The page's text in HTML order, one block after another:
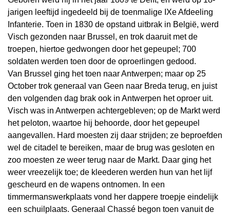
jarigen leeftijd ingedeeld bij de toenmalige IXe Afdeeling
Infanterie. Toen in 1830 de opstand uitbrak in België, werd
Visch gezonden naar Brussel, en trok daaruit met de
troepen, hiertoe gedwongen door het gepeupel; 700
soldaten werden toen door de oproerlingen gedood.
Van Brussel ging het toen naar Antwerpen; maar op 25
October trok generaal van Geen naar Breda terug, en juist
den volgenden dag brak ook in Antwerpen het oproer uit.
Visch was in Antwerpen achtergebleven; op de Markt werd
het peloton, waartoe hij behoorde, door het gepeupel
aangevallen. Hard moesten zij daar strijden; ze beproefden
wel de citadel te bereiken, maar de brug was gesloten en
zoo moesten ze weer terug naar de Markt. Daar ging het
weer vreezelijk toe; de kleederen werden hun van het lijf
gescheurd en de wapens ontnomen. In een
timmermanswerkplaats vond her dappere troepje eindelijk
een schuilplaats. Generaal Chassé begon toen vanuit de